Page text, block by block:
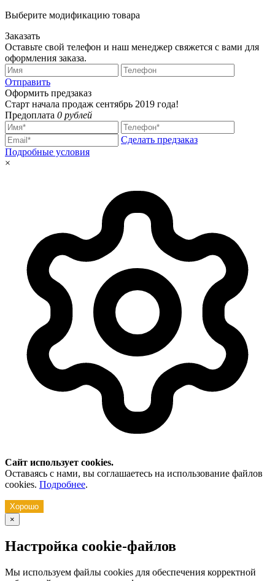
Выберите модификацию товара
Заказать
Оставьте свой телефон и наш менеджер свяжется с вами для
оформления заказа.
Отправить
Оформить предзаказ
Старт начала продаж сентябрь 2019 года!
Предоплата 0 рублей
Сделать предзаказ
Подробные условия
×
Сайт использует cookies.
Оставаясь с нами, вы соглашаетесь на использование файлов
cookies. Подробнее.
Хорошо
×
Настройка cookie-файлов
Мы используем файлы cookies для обеспечения корректной